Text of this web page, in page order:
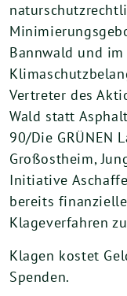
Bannwald und
Vertreter des
Wald statt
90/Die GRÜNEN
Großostheim,
Initiative
bereits
Klageverfahren
Klagen kostet
Spenden.